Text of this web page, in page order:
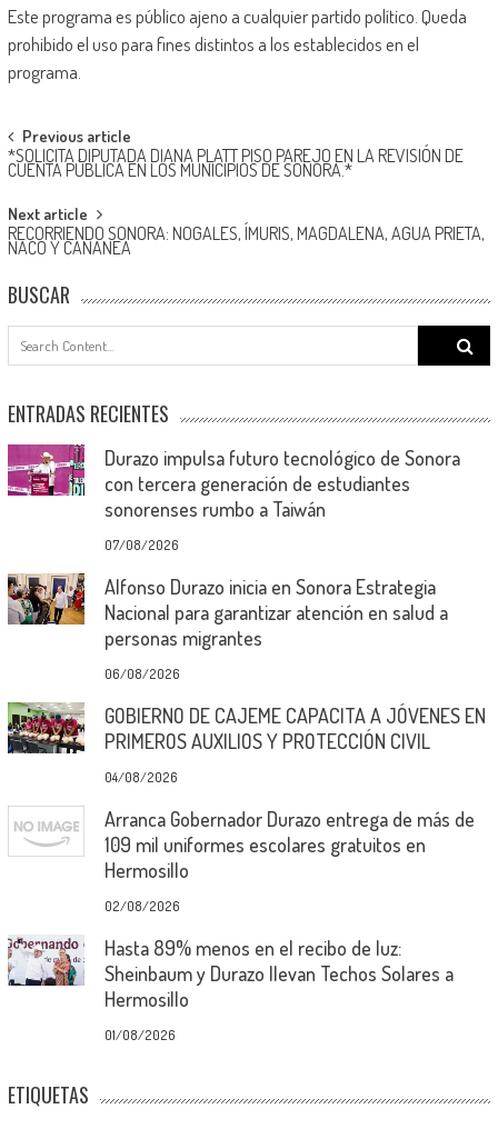
Este programa es público ajeno a cualquier partido político. Queda
prohibido el uso para fines distintos a los establecidos en el
programa.
Post
navigation
Previous article
*SOLICITA DIPUTADA DIANA PLATT PISO PAREJO EN LA REVISIÓN DE
CUENTA PÚBLICA EN LOS MUNICIPIOS DE SONORA.*
Next article
RECORRIENDO SONORA: NOGALES, ÍMURIS, MAGDALENA, AGUA PRIETA,
NACO Y CANANEA
BUSCAR
Search
ENTRADAS RECIENTES
Durazo impulsa futuro tecnológico de Sonora
con tercera generación de estudiantes
sonorenses rumbo a Taiwán
07/08/2026
Alfonso Durazo inicia en Sonora Estrategia
Nacional para garantizar atención en salud a
personas migrantes
06/08/2026
GOBIERNO DE CAJEME CAPACITA A JÓVENES EN
PRIMEROS AUXILIOS Y PROTECCIÓN CIVIL
04/08/2026
Arranca Gobernador Durazo entrega de más de
109 mil uniformes escolares gratuitos en
Hermosillo
02/08/2026
Hasta 89% menos en el recibo de luz:
Sheinbaum y Durazo llevan Techos Solares a
Hermosillo
01/08/2026
ETIQUETAS